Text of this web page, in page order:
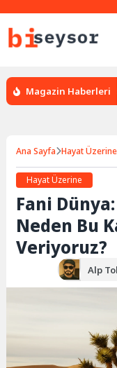
Magazin Haberleri
hayvanlarda yön
Ana Sayfa Hayat Üzerine
Hayat Üzerine
Fani
Neden Bu
Veriyoruz?
Alp